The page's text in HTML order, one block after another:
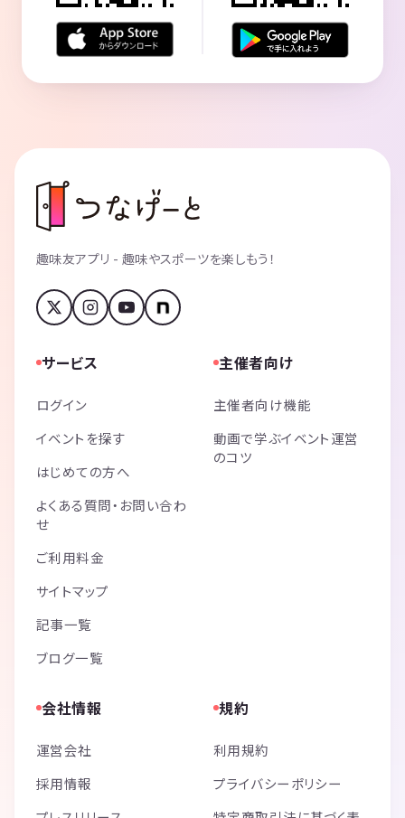
趣味友アプリ - 趣味やスポーツを楽しもう！
サービス
ログイン
イベントを探す
はじめての方へ
よくある質問・お問い合わ
せ
ご利用料金
サイトマップ
記事一覧
ブログ一覧
主催者向け
主催者向け機能
動画で学ぶイベント運営
のコツ
会社情報
運営会社
採用情報
規約
利用規約
プライバシーポリシー